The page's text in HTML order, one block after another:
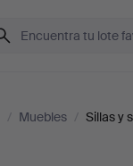
/ Muebles / Sillas y